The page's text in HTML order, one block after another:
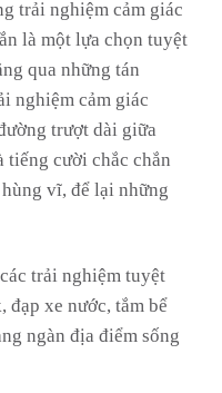
trải nghiệm cảm giác
là một lựa chọn tuyệt
qua những tán
nghiệm cảm giác
trượt dài giữa
tiếng cười chắc chắn
vĩ, để lại những
trải nghiệm tuyệt
xe nước, tắm bể
ngàn địa điểm sống